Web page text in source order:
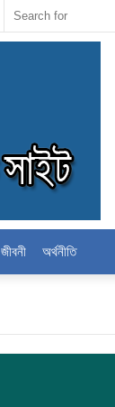
জীবনী অর্থনীতি